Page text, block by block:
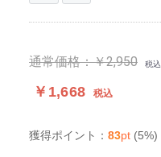
通常価格：￥2,950 税込
￥1,668 税込
獲得ポイント： 83pt (5%)